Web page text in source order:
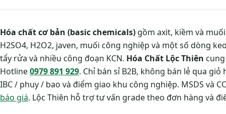
Hóa chất cơ bản (basic chemicals) gồm axit, kiềm và
H2SO4, H2O2, javen, muối công nghiệp và một số dòng
tẩy rửa và nhiều công đoạn KCN. Hóa Chất Lộc Thiên
Hotline0979 891 929. Chỉ bán sỉ B2B, không bán lẻ qua
IBC / phuy / bao và điểm giao khu công nghiệp. MSDS và
báo giá. Lộc Thiên hỗ trợ tư vấn grade theo đơn hàng và